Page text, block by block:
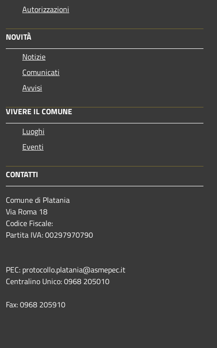
Autorizzazioni
NOVITÀ
Notizie
Comunicati
Avvisi
VIVERE IL COMUNE
Luoghi
Eventi
CONTATTI
Comune di Platania
Via Roma 18
Codice Fiscale:
Partita IVA: 00297970790
PEC: protocollo.platania@asmepec.it
Centralino Unico: 0968 205010
Fax: 0968 205910